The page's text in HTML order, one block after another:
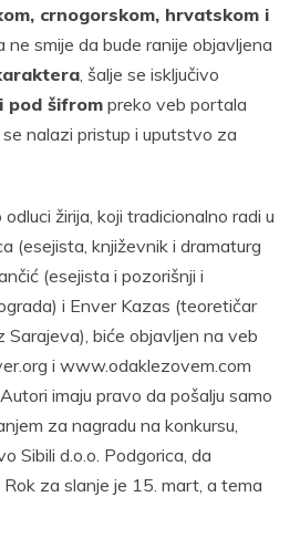
crnogorskom, hrvatskom i
ne smije da bude ranije objavljena
, šalje se isključivo
pod šifrompreko veb portala
nalazi pristup i uputstvo za
žirija, koji tradicionalno radi u
(esejista, književnik i dramaturg
(esejista i pozorišnji i
i Enver Kazas (teoretičar
Sarajeva), biće objavljen na veb
i www.odaklezovem.com
imaju pravo da pošalju samo
za nagradu na konkursu,
Sibili d.o.o. Podgorica, da
za slanje je 15. mart, a tema